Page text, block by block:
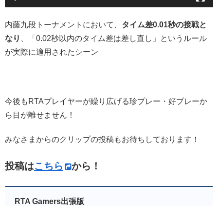
内藤九段トーナメントにおいて、 タイム差0.01秒の接戦と
なり
、「0.02秒以内のタイム差は差し直し」というルール
が実際に適用されたシーン
今後もRTAプレイヤーが繰り広げる珍プレー・好プレーか
ら目が離せません！
みなさまからのクリップの投稿もお待ちしております！
投稿はこちら から！
RTA Gamers出張版